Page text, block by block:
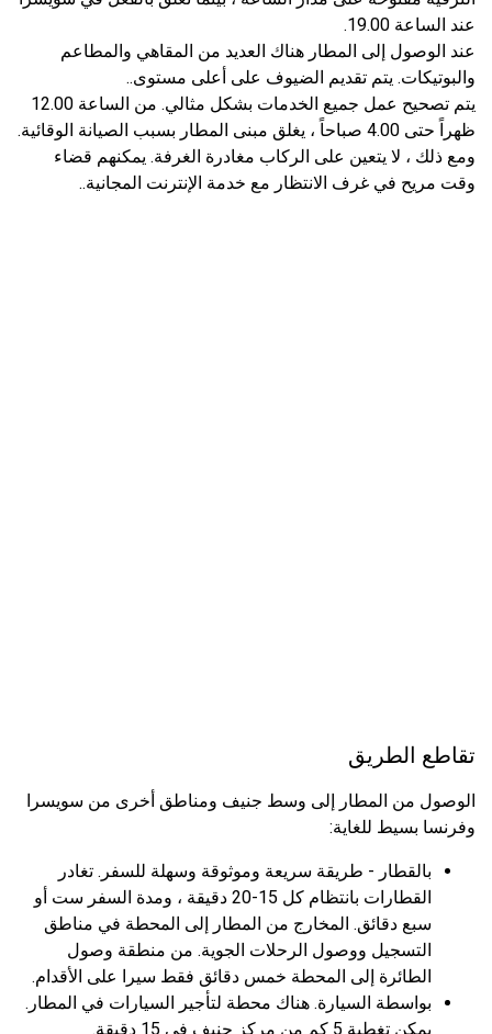
عند الساعة 19.00.
عند الوصول إلى المطار هناك العديد من المقاهي والمطاعم
والبوتيكات. يتم تقديم الضيوف على أعلى مستوى..
يتم تصحيح عمل جميع الخدمات بشكل مثالي. من الساعة 12.00
ظهراً حتى 4.00 صباحاً ، يغلق مبنى المطار بسبب الصيانة الوقائية.
ومع ذلك ، لا يتعين على الركاب مغادرة الغرفة. يمكنهم قضاء
وقت مريح في غرف الانتظار مع خدمة الإنترنت المجانية..
تقاطع الطريق
الوصول من المطار إلى وسط جنيف ومناطق أخرى من سويسرا
وفرنسا بسيط للغاية:
بالقطار - طريقة سريعة وموثوقة وسهلة للسفر. تغادر
القطارات بانتظام كل 15-20 دقيقة ، ومدة السفر ست أو
سبع دقائق. المخارج من المطار إلى المحطة في مناطق
التسجيل ووصول الرحلات الجوية. من منطقة وصول
الطائرة إلى المحطة خمس دقائق فقط سيرا على الأقدام.
بواسطة السيارة. هناك محطة لتأجير السيارات في المطار.
يمكن تغطية 5 كم من مركز جنيف في 15 دقيقة.